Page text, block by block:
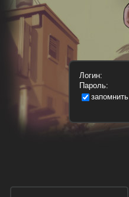
Логин:
Пароль:
запомнить